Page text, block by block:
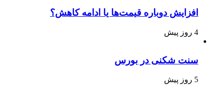
افزایش دوباره قیمت‌ها یا ادامه کاهش؟
4 روز پیش
سنت شکنی در بورس
5 روز پیش